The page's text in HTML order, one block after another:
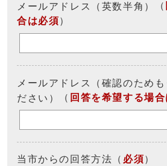
メールアドレス（英数半角） （
合は必須）
メールアドレス（確認のため
ださい）
（ 回答を希望する場
当市からの回答方法 （ 必須）